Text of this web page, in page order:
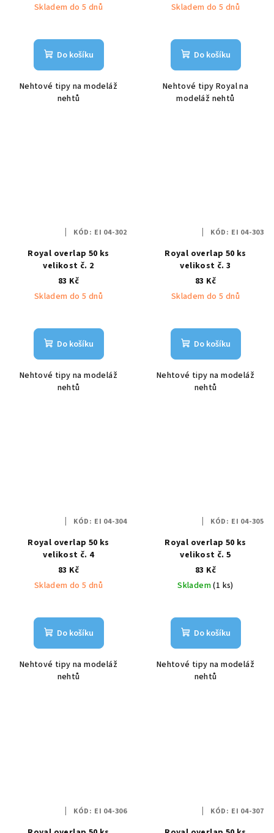
Skladem do 5 dnů
Do košíku
Nehtové tipy na modeláž
nehtů
Skladem do 5 dnů
Do košíku
Nehtové tipy Royal na
modeláž nehtů
Royal overlap 50 ks
velikost č. 2
83 Kč
Skladem do 5 dnů
Do košíku
Nehtové tipy na modeláž
nehtů
KÓD: EI 04-302
Royal overlap 50 ks
velikost č. 3
83 Kč
Skladem do 5 dnů
Do košíku
Nehtové tipy na modeláž
nehtů
KÓD: EI 04-303
Royal overlap 50 ks
velikost č. 4
83 Kč
Skladem do 5 dnů
Do košíku
Nehtové tipy na modeláž
nehtů
KÓD: EI 04-304
Royal overlap 50 ks
velikost č. 5
83 Kč
Skladem(1 ks)
Do košíku
Nehtové tipy na modeláž
nehtů
KÓD: EI 04-305
KÓD: EI 04-306 KÓD: EI 04-307